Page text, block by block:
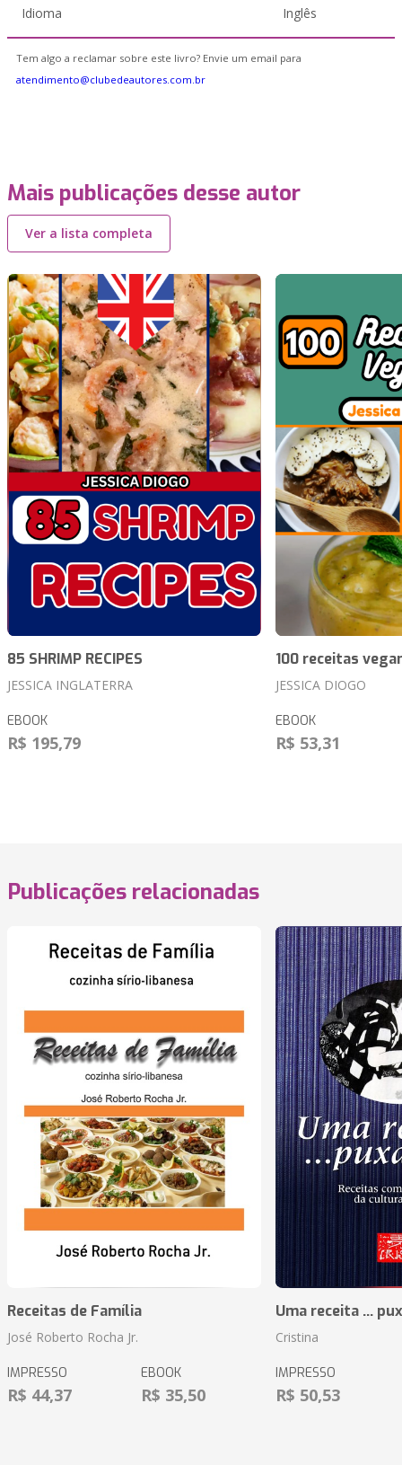
Idioma Inglês
Tem algo a reclamar sobre este livro? Envie um email para
atendimento@clubedeautores.com.br
Mais publicações desse autor
Ver a lista completa
85 SHRIMP RECIPES
JESSICA INGLATERRA
EBOOK
R$ 195,79
100 receitas
JESSICA DIOGO
EBOOK
R$ 53,31
Publicações relacionadas
Receitas de Família
José Roberto Rocha Jr.
IMPRESSO
R$ 44,37
EBOOK
R$ 35,50
Uma receita ...
Cristina
IMPRESSO
R$ 50,53